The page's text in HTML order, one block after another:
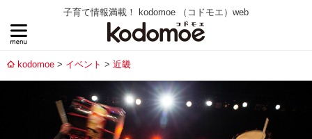
子育て情報満載！ kodomoe （コドモエ）web
kodomoe イベント 近畿